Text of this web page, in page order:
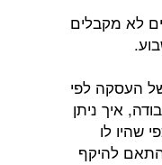
לא מקבלים
העסקה לפי
איך ניתן
שהיו לו
להיקף